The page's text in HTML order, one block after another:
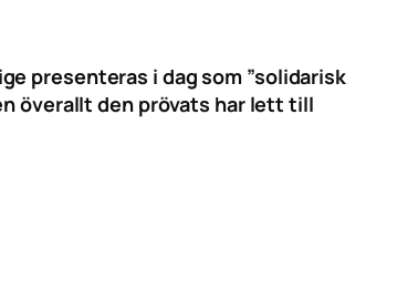
presenteras i dag som ”solidarisk
överallt den prövats har lett till